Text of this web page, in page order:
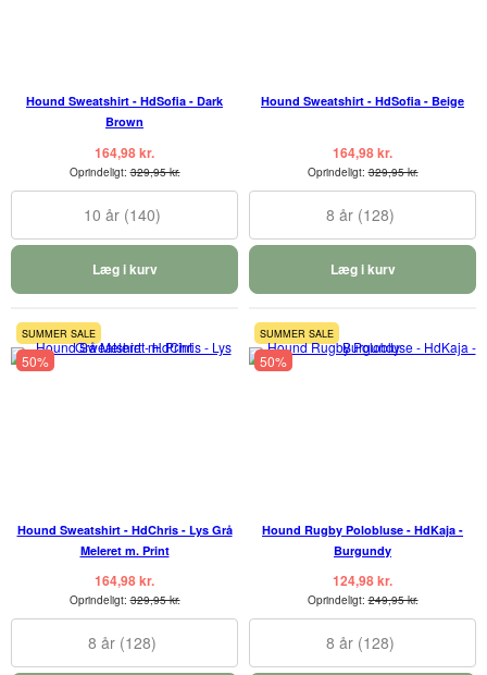
Hound Sweatshirt - HdSofia - Dark
Brown
164,98 kr.
Oprindeligt:329,95 kr.
10 år (140)
Læg i kurv
Hound Sweatshirt - HdSofia - Beige
164,98 kr.
Oprindeligt:329,95 kr.
8 år (128)
Læg i kurv
SUMMER SALE
50%
Hound Sweatshirt - HdChris - Lys Grå
Meleret m. Print
164,98 kr.
Oprindeligt:329,95 kr.
8 år (128)
SUMMER SALE
50%
Hound Rugby Polobluse - HdKaja -
Burgundy
124,98 kr.
Oprindeligt:249,95 kr.
8 år (128)